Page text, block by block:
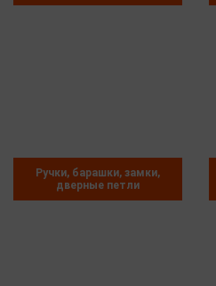
Ручки, барашки, замки,
дверные петли